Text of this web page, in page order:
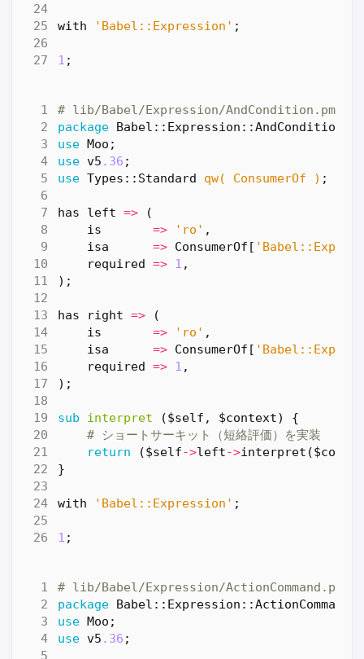
with 'Babel::Expression' ;
1 ;
# lib/Babel/Expression/AndCondition.pm
package Babel::Expression::AndCondition
use Moo ;
use v5 .36 ;
use Types::Standard qw( ConsumerOf ) ;
has left =>
(
is
=> 'ro' ,
isa
=> ConsumerOf [
required => 1 ,
);
has right =>
(
is
=> 'ro' ,
isa
=> ConsumerOf [
required => 1 ,
);
sub interpret
($self, $context) {
# ショートサーキット（短絡評価）を実装
return
($self->left->interpret (
}
with 'Babel::Expression' ;
1 ;
# lib/Babel/Expression/ActionCommand.pm
package Babel::Expression::ActionCommand
use Moo ;
use v5 .36 ;